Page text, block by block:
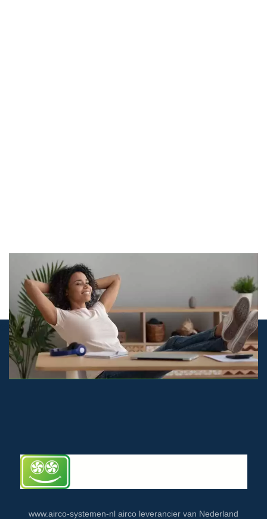
© airco-systemen.nl alle rechten voorbehouden
www.airco-systemen-nl airco leverancier van Nederland